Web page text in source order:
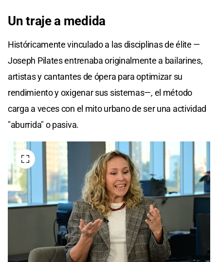
Un traje a medida
Históricamente vinculado a las disciplinas de élite —
Joseph Pilates entrenaba originalmente a bailarines,
artistas y cantantes de ópera para optimizar su
rendimiento y oxigenar sus sistemas—, el método
carga a veces con el mito urbano de ser una actividad
"aburrida" o pasiva.